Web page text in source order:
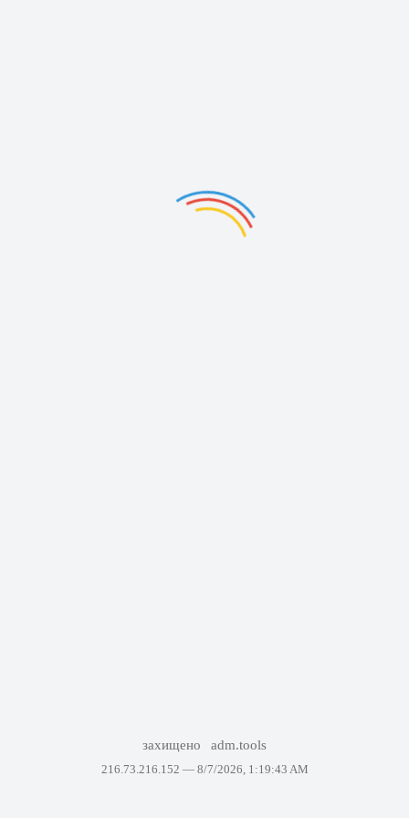
захищено adm.tools
216.73.216.152 — 8/7/2026, 1:19:43 AM